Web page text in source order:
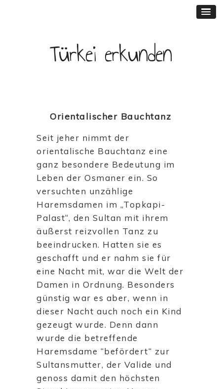
Türkei erkunden
Orientalischer Bauchtanz
Seit jeher nimmt der
orientalische Bauchtanz eine
ganz besondere Bedeutung im
Leben der Osmaner ein. So
versuchten unzählige
Haremsdamen im „Topkapi-
Palast“, den Sultan mit ihrem
äußerst reizvollen Tanz zu
beeindrucken. Hatten sie es
geschafft und er nahm sie für
eine Nacht mit, war die Welt der
Damen in Ordnung. Besonders
günstig war es aber, wenn in
dieser Nacht auch noch ein Kind
gezeugt wurde. Denn dann
wurde die betreffende
Haremsdame “befördert“ zur
Sultansmutter, der Valide und
genoss damit den höchsten